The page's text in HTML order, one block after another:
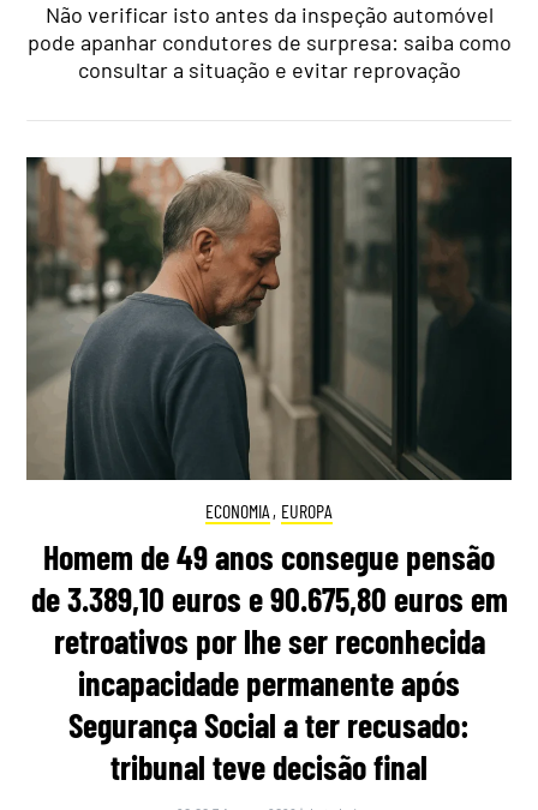
Não verificar isto antes da inspeção automóvel
pode apanhar condutores de surpresa: saiba como
consultar a situação e evitar reprovação
ECONOMIA , EUROPA
Homem de 49 anos consegue pensão
de 3.389,10 euros e 90.675,80 euros em
retroativos por lhe ser reconhecida
incapacidade permanente após
Segurança Social a ter recusado:
tribunal teve decisão final